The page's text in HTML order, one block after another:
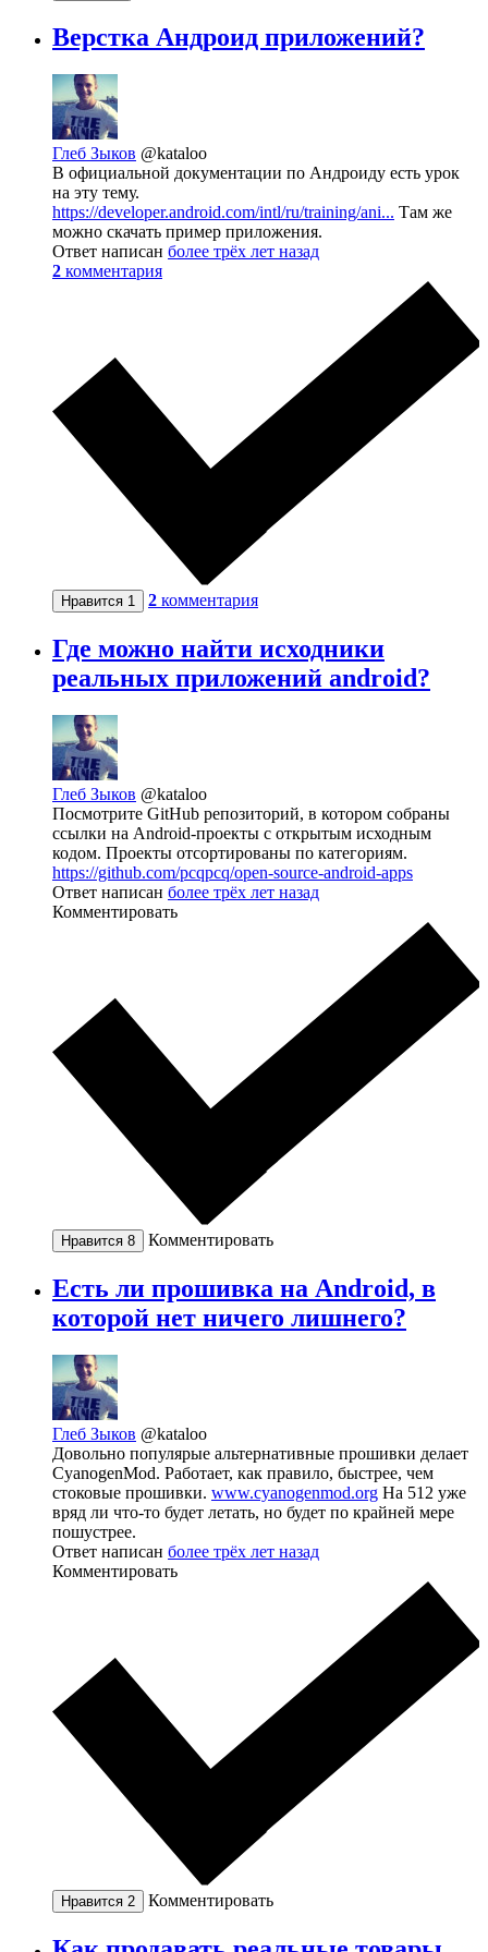
Верстка Андроид приложений?
Глеб Зыков @kataloo
В официальной документации по Андроиду есть урок
на эту тему.
https://developer.android.com/intl/ru/training/ani... Там же
можно скачать пример приложения.
Ответ написан более трёх лет назад
2 комментария
Нравится 1 2 комментария
Где можно найти исходники
реальных приложений android?
Глеб Зыков @kataloo
Посмотрите GitHub репозиторий, в котором собраны
ссылки на Android-проекты с открытым исходным
кодом. Проекты отсортированы по категориям.
https://github.com/pcqpcq/open-source-android-apps
Ответ написан более трёх лет назад
Комментировать
Нравится 8 Комментировать
Есть ли прошивка на Android, в
которой нет ничего лишнего?
Глеб Зыков @kataloo
Довольно популярые альтернативные прошивки делает
CyanogenMod. Работает, как правило, быстрее, чем
стоковые прошивки. www.cyanogenmod.org На 512 уже
вряд ли что-то будет летать, но будет по крайней мере
пошустрее.
Ответ написан более трёх лет назад
Комментировать
Нравится 2 Комментировать